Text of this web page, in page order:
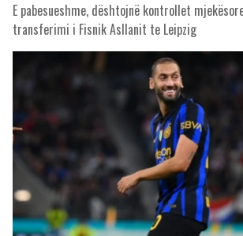
E pabesueshme, dështojnë kontrollet
transferimi i Fisnik Asllanit te Leipzig